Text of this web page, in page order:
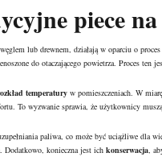
piece na
lub drewnem, działają w oparciu o
do otaczającego powietrza. Proces
temperatury w pomieszczeniach. W
To wyzwanie sprawia, że użytkownicy
paliwa, co może być uciążliwe
Dodatkowo, konieczna jest ich konserwacja,